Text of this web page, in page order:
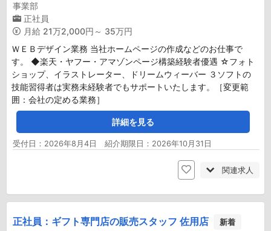
事業部
正社員
月給 21万2,000円～ 35万円
ＷＥＢデザイン業務 当社ホームページの作成などのお仕事で
す。 ◆楽天・ヤフー・アマゾンページ構築経験者優遇 ☆フォト
ショップ、イラストレーター、ドリームウィーバー ３ソフトの
技能習得者は実務未経験者でもサポートいたします。［変更範
囲：会社の定める業務］
詳細を見る
受付日：2026年8月4日 紹介期限日：2026年10月31日
関連求人
正社員：ギフト専門店の販売スタッフ 佐用店 新着